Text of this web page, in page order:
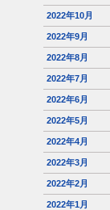
2022年10月
2022年9月
2022年8月
2022年7月
2022年6月
2022年5月
2022年4月
2022年3月
2022年2月
2022年1月